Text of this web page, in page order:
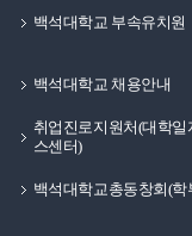
백석대학교 부속유치원
백석대학교 채용안내
취업진로지원처(대학일
스센터)
백석대학교총동창회(학